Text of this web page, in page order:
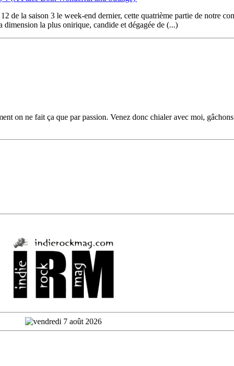
de la saison 3 le week-end dernier, cette quatrième partie de notre
dimension la plus onirique, candide et dégagée de (...)
on ne fait ça que par passion. Venez donc chialer avec moi,